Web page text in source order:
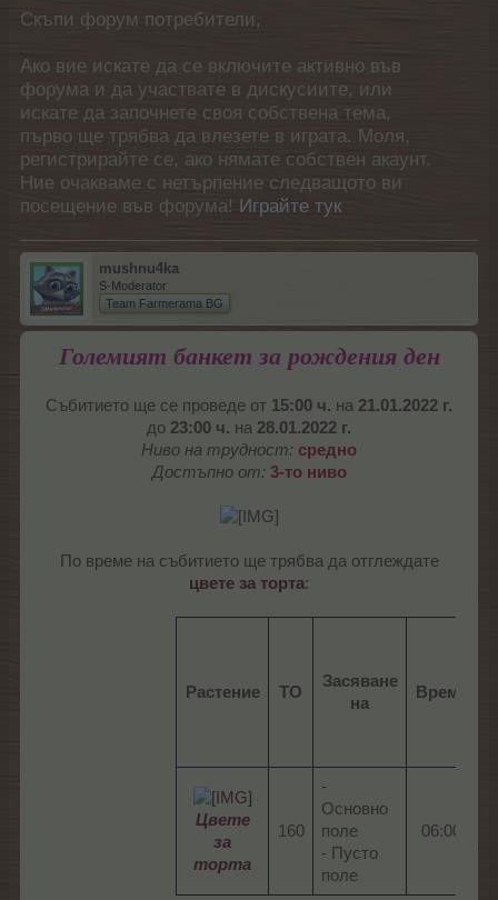
Скъпи форум потребители,
Ако вие искате да се включите активно във
форума и да участвате в дискусиите, или
искате да започнете своя собствена тема,
първо ще трябва да влезете в играта. Моля,
регистрирайте се, ако нямате собствен акаунт.
Ние очакваме с нетърпение следващото ви
посещение във форума! Играйте тук
mushnu4ka
S-Moderator
Team Farmerama BG
Големият банкет за рождения ден
Събитието ще се проведе от 15:00 ч. на 21.01.2022 г.
до 23:00 ч. на 28.01.2022 г.
Ниво на трудност: средно
Достъпно от: 3-то ниво
По време на събитието ще трябва да отглеждате
цвете за торта:​
Растение ТО
Засяване
на
Време
Цвете
за
торта
160​
-
Основно
поле
- Пусто
поле
06:00​